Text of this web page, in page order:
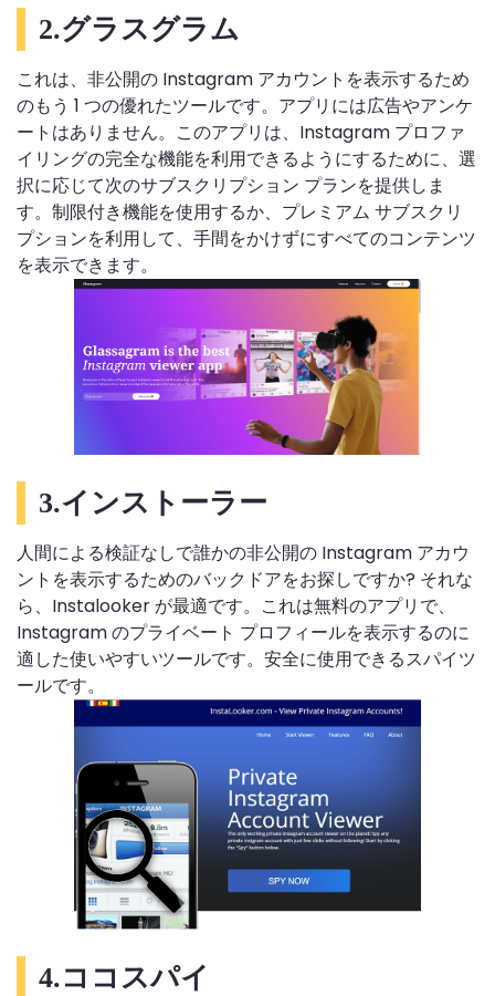
2.グラスグラム
これは、非公開の Instagram アカウントを表示するため
のもう 1 つの優れたツールです。アプリには広告やアンケ
ートはありません。このアプリは、Instagram プロファ
イリングの完全な機能を利用できるようにするために、選
択に応じて次のサブスクリプション プランを提供しま
す。制限付き機能を使用するか、プレミアム サブスクリ
プションを利用して、手間をかけずにすべてのコンテンツ
を表示できます。
3.インストーラー
人間による検証なしで誰かの非公開の Instagram アカウ
ントを表示するためのバックドアをお探しですか? それな
ら、Instalooker が最適です。これは無料のアプリで、
Instagram のプライベート プロフィールを表示するのに
適した使いやすいツールです。安全に使用できるスパイツ
ールです。
4.ココスパイ